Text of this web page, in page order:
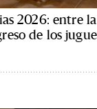
2026: entre
de los